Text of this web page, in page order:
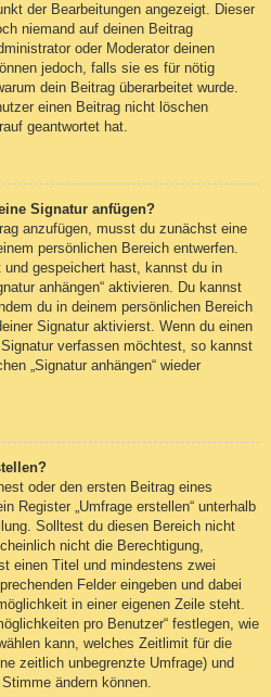
der Bearbeitungen angezeigt. Dieser
niemand auf deinen Beitrag
oder Moderator deinen
jedoch, falls sie es für nötig
dein Beitrag überarbeitet wurde.
einen Beitrag nicht löschen
geantwortet hat.
Signatur anfügen?
anzufügen, musst du zunächst eine
persönlichen Bereich entwerfen.
gespeichert hast, kannst du in
anhängen“ aktivieren. Du kannst
du in deinem persönlichen Bereich
Signatur aktivierst. Wenn du einen
verfassen möchtest, so kannst
„Signatur anhängen“ wieder
oder den ersten Beitrag eines
Register „Umfrage erstellen“ unterhalb
Solltest du diesen Bereich nicht
nicht die Berechtigung,
einen Titel und mindestens zwei
Felder eingeben und dabei
in einer eigenen Zeile steht.
pro Benutzer“ festlegen, wie
kann, welches Zeitlimit für die
zeitlich unbegrenzte Umfrage) und
ändern können.